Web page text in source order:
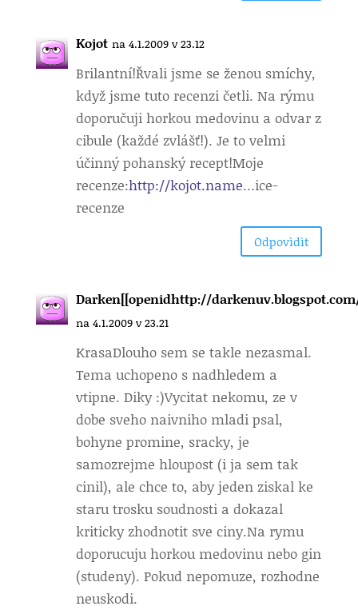
Kojot na 4.1.2009 v 23.12
Brilantní!Řvali jsme se ženou smíchy,
když jsme tuto recenzi četli. Na rýmu
doporučuji horkou medovinu a odvar z
cibule (každé zvlášť!). Je to velmi
účinný pohanský recept!Moje
recenze:http://kojot.name…ice-
recenze
Odpovìdìt
Darken[[openidhttp://
na 4.1.2009 v 23.21
KrasaDlouho sem se takle nezasmal.
Tema uchopeno s nadhledem a
vtipne. Diky :)Vycitat nekomu, ze v
dobe sveho naivniho mladi psal,
bohyne promine, sracky, je
samozrejme hloupost (i ja sem tak
cinil), ale chce to, aby jeden ziskal ke
staru trosku soudnosti a dokazal
kriticky zhodnotit sve ciny.Na rymu
doporucuju horkou medovinu nebo gin
(studeny). Pokud nepomuze, rozhodne
neuskodi.